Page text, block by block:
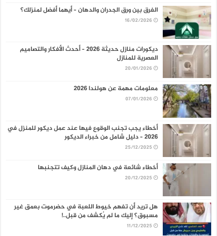
الفرق بين ورق الجدران والدهان – أيهما أفضل لمنزلك؟
16/02/2026
ديكورات منازل حديثة 2026 – أحدث الأفكار والتصاميم
العصرية للمنازل
20/01/2026
معلومات مهمة عن هولندا 2026
07/01/2026
أخطاء يجب تجنب الوقوع فيها عند عمل ديكور للمنزل في
2026 – دليل شامل من خبراء الديكور
25/12/2025
أخطاء شائعة في دهان المنازل وكيف تتجنبها
20/12/2025
هل تريد أن تفهم خيوط اللعبة في حضرموت بعمق غير
مسبوق؟ إليك ما لم يُكشف من قبل..!
11/12/2025